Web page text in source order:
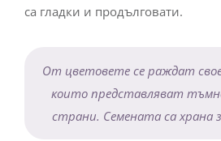
са гладки и продълговати.
От цветовете се раждат
които представляват
страни. Семената са храна